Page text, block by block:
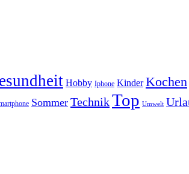
Hobby Iphone Kinder Kochen
Sommer TechnikTop Umwelt